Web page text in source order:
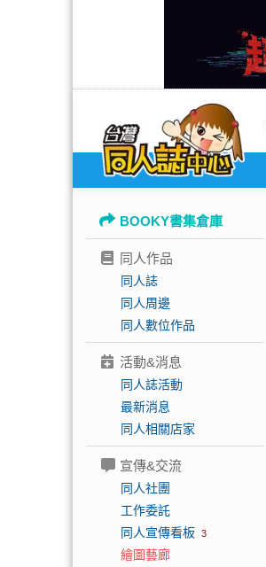
BOOKY書集倉庫
同人作品
同人誌
同人周邊
同人數位作品
活動&消息
同人誌活動
最新消息
同人相關店家
宣傳&交流
同人社團
工作委託
同人宣傳看板 3
繪圖藝廊